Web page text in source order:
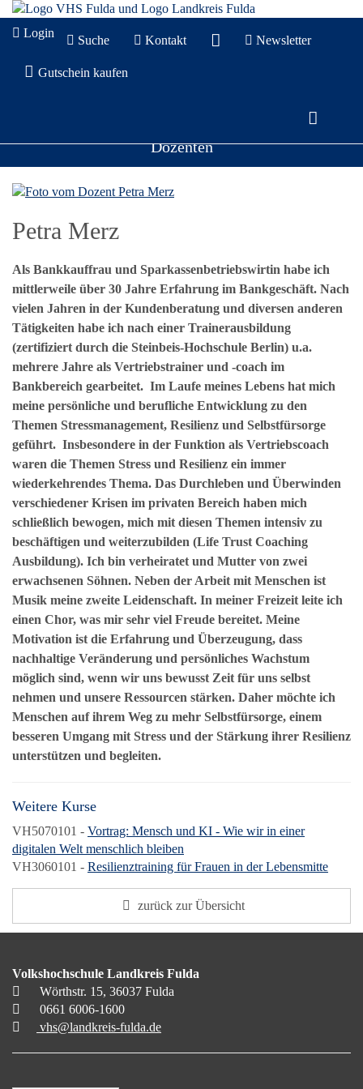
Login
Suche Kontakt Newsletter
Gutschein kaufen
Dozenten
Petra Merz
Als Bankkauffrau und Sparkassenbetriebswirtin habe ich
mittlerweile über 30 Jahre Erfahrung im Bankgeschäft. Nach
vielen Jahren in der Kundenberatung und diversen anderen
Tätigkeiten habe ich nach einer Trainerausbildung
(zertifiziert durch die Steinbeis-Hochschule Berlin) u.a.
mehrere Jahre als Vertriebstrainer und -coach im
Bankbereich gearbeitet. Im Laufe meines Lebens hat mich
meine persönliche und berufliche Entwicklung zu den
Themen Stressmanagement, Resilienz und Selbstfürsorge
geführt. Insbesondere in der Funktion als Vertriebscoach
waren die Themen Stress und Resilienz ein immer
wiederkehrendes Thema. Das Durchleben und Überwinden
verschiedener Krisen im privaten Bereich haben mich
schließlich bewogen, mich mit diesen Themen intensiv zu
beschäftigen und weiterzubilden (Life Trust Coaching
Ausbildung). Ich bin verheiratet und Mutter von zwei
erwachsenen Söhnen. Neben der Arbeit mit Menschen ist
Musik meine zweite Leidenschaft. In meiner Freizeit leite ich
einen Chor, was mir sehr viel Freude bereitet. Meine
Motivation ist die Erfahrung und Überzeugung, dass
nachhaltige Veränderung und persönliches Wachstum
möglich sind, wenn wir uns bewusst Zeit für uns selbst
nehmen und unsere Ressourcen stärken. Daher möchte ich
Menschen auf ihrem Weg zu mehr Selbstfürsorge, einem
besseren Umgang mit Stress und der Stärkung ihrer Resilienz
unterstützen und begleiten.
Weitere Kurse
VH5070101 - Vortrag: Mensch und KI - Wie wir in einer
digitalen Welt menschlich bleiben
VH3060101 - Resilienztraining für Frauen in der Lebensmitte
zurück zur Übersicht
Volkshochschule Landkreis Fulda
Wörthstr. 15, 36037 Fulda
0661 6006-1600
vhs@landkreis-fulda.de